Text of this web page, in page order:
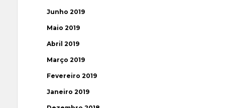
Junho 2019
Maio 2019
Abril 2019
Março 2019
Fevereiro 2019
Janeiro 2019